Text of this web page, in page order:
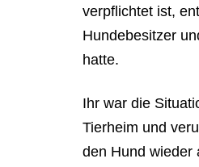
verpflichtet ist,
Hundebesitzer
hatte.
Ihr war die
Tierheim und
den Hund wieder